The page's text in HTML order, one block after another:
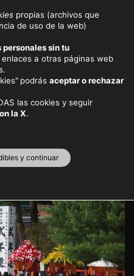
de la
como histórico
Kamo de Kioto,
mundo
propias (archivos que
de uso de la web)
personales sin tu
a otras páginas web
podrás aceptar o rechazar
las cookies y seguir
la X.
y continuar
banner de cookies RGPD